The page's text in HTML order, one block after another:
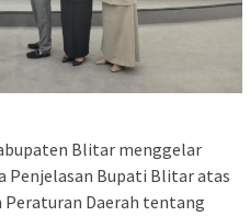
Blitar menggelar
Penjelasan Bupati Blitar atas
Peraturan Daerah tentang